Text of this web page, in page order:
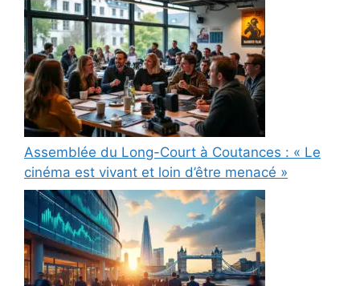
Assemblée du Long-Court à Coutances : « Le
cinéma est vivant et loin d’être menacé »